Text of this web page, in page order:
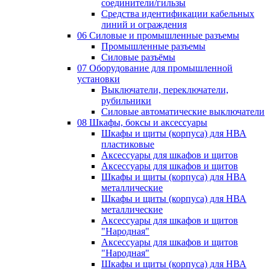
соединители/гильзы
Средства идентификации кабельных
линий и ограждения
06 Силовые и промышленные разъемы
Промышленные разъемы
Силовые разъёмы
07 Оборудование для промышленной
установки
Выключатели, переключатели,
рубильники
Силовые автоматические выключатели
08 Шкафы, боксы и аксессуары
Шкафы и щиты (корпуса) для НВА
пластиковые
Аксессуары для шкафов и щитов
Аксессуары для шкафов и щитов
Шкафы и щиты (корпуса) для НВА
металлические
Шкафы и щиты (корпуса) для НВА
металлические
Аксессуары для шкафов и щитов
"Народная"
Аксессуары для шкафов и щитов
"Народная"
Шкафы и щиты (корпуса) для НВА